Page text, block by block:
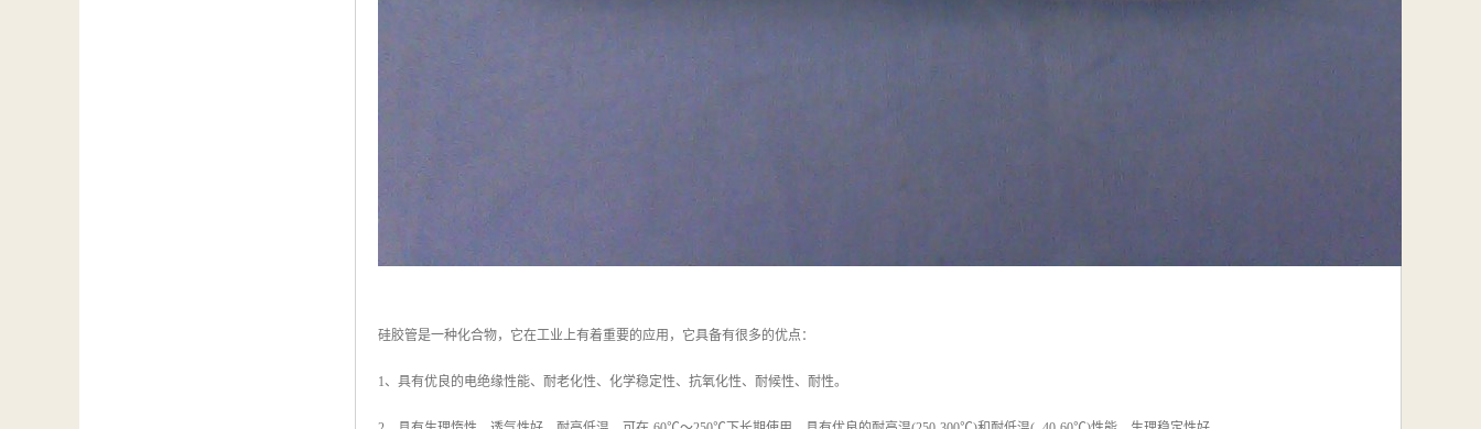
硅胶管是一种化合物，它在工业上有着重要的应用，它具备有很多的优点：
1、具有优良的电绝缘性能、耐老化性、化学稳定性、抗氧化性、耐候性、耐性。